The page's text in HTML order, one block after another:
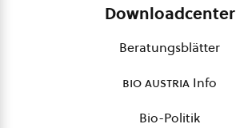
Downloadcenter
Beratungsblätter
bio austria Info
Bio-Politik